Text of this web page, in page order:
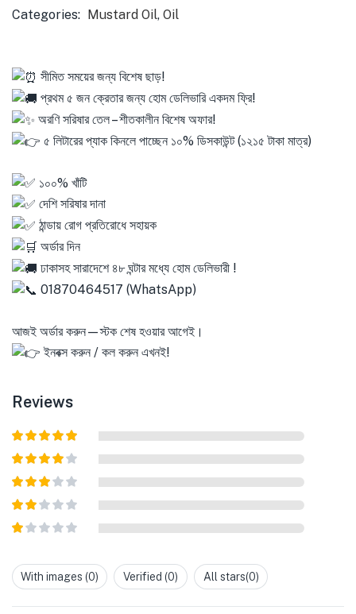
Categories: Mustard Oil, Oil
সীমিত সময়ের জন্য বিশেষ ছাড়!
প্রথম ৫ জন ক্রেতার জন্য হোম ডেলিভারি একদম ফ্রি!
অরণি সরিষার তেল – শীতকালীন বিশেষ অফার!
৫ লিটারের প্যাক কিনলে পাচ্ছেন ১০% ডিসকাউন্ট (১২১৫ টাকা মাত্র)
১০০% খাঁটি
দেশি সরিষার দানা
ঠান্ডায় রোগ প্রতিরোধে সহায়ক
অর্ডার দিন
ঢাকাসহ সারাদেশে ৪৮ ঘন্টার মধ্যে হোম ডেলিভারী !
01870464517 (WhatsApp)
আজই অর্ডার করুন—স্টক শেষ হওয়ার আগেই।
ইনবক্স করুন / কল করুন এখনই!
Reviews
Rated5out
Rated 4
Rated3
5
Rated
2out
out
ofWith images (0) Verified (0) All stars(0)